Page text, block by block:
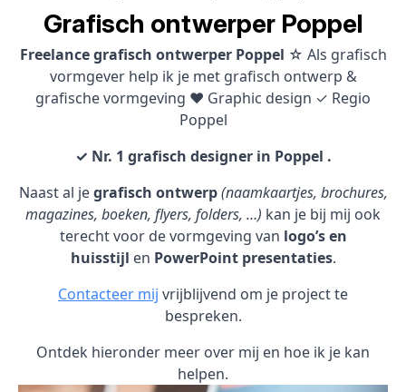
Grafisch ontwerper Poppel
Freelance grafisch ontwerper Poppel ☆ Als grafisch
vormgever help ik je met grafisch ontwerp &
grafische vormgeving ♥ Graphic design ✓ Regio
Poppel
✓ Nr. 1 grafisch designer in Poppel .
Naast al jegrafisch ontwerp (naamkaartjes, brochures,
magazines, boeken, flyers, folders, …) kan je bij mij ook
terecht voor de vormgeving van logo’s en
huisstijl en PowerPoint presentaties.
Contacteer mij vrijblijvend om je project te
bespreken.
Ontdek hieronder meer over mij en hoe ik je kan
helpen.